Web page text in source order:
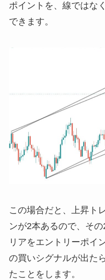
ポイントを、線ではな
できます。
この場合だと、上昇ト
ンが2本あるので、そ
リアをエントリーポイ
の買いシグナルが出た
たことをします。